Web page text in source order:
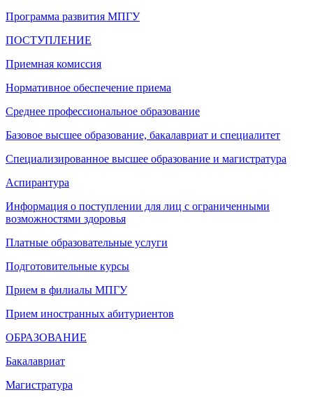
Программа развития МПГУ
ПОСТУПЛЕНИЕ
Приемная комиссия
Нормативное обеспечение приема
Среднее профессиональное образование
Базовое высшее образование, бакалавриат и специалитет
Специализированное высшее образование и магистратура
Аспирантура
Информация о поступлении для лиц с ограниченными
возможностями здоровья
Платные образовательные услуги
Подготовительные курсы
Прием в филиалы МПГУ
Прием иностранных абитуриентов
ОБРАЗОВАНИЕ
Бакалавриат
Магистратура